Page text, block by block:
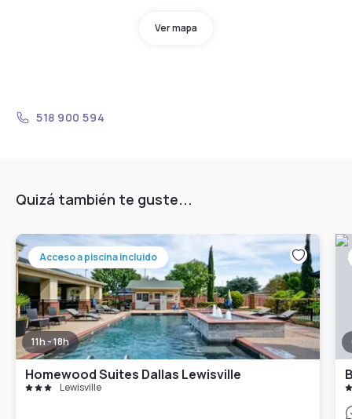
Ver mapa
518 900 594
Quizá también te guste...
Acceso a piscina incluido
11h - 18h
Homewood Suites Dallas Lewisville
Lewisville